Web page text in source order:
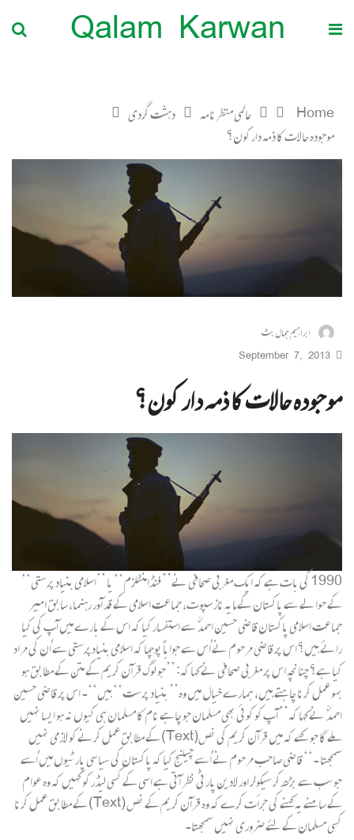
Qalam Karwan
Home عالمی منظرنامہ
دہشت گردی
موجودہ حالات کا ذمہ دار کون؟
ابراہیم جمال بٹ
September 7, 2013
موجودہ حالات کا ذمہ دار کون؟
1990 کی بات ہے کہ ایک مغربی صحافی نے’’ فنڈامنٹلزم‘‘ یا ’’اسلامی بنیاد پرستی‘‘
کے حوالے سے پاکستان کے مایہ ناز سپوت، جماعت اسلامی کے قد آور رہنما، سابق امیر
جماعت اسلامی پاکستان قاضی حسین احمد ؒ سے استفسار کیا کہ اس کے بارے میں آپ کی کیا
رائے ہیں؟ اس پر قاضی مرحوم نے اُس سے جواباً پوچھا کہ اسلامی بنیادپرستی سے اُن کی مراد
کیا ہے؟ چنانچہ اس پر مغربی صحافی نے کہا کہ: ’’جو لوگ قرآن کریم کے متن کے مطابق ہو
بہو عمل کرنا چاہتے ہیں، ہمارے خیال میں وہ’’ بنیاد پرست‘‘ ہیں‘‘۔ اس پر قاضی حسین
احمد ؒ نے کہا کہ’’ آپ کو کوئی بھی مسلمان جو چاہے نام کا مسلمان ہی کیوں نہ ہو ایسا نہیں
ملے گا جو کہے کہ میں قرآن کریم کی نص(Text) کے مطابق عمل کرنے کو لازمی نہیں
سمجھتا ۔‘‘ قاضی صاحب مرحوم نے اُسے چیلنج کیا کہ پاکستان کی سیاسی پارٹیوں میں اُسے
جو سب سے بڑھ کر سیکولر اور لادین پارٹی نظر آتی ہے اسی کے کسی لیڈر کو کہیں کہ وہ عوام
کے سامنے یہ کہنے کی جرأت کرے کہ وہ قرآن کریم کے نص (Text) کے مطابق عمل کرنا
کسی مسلمان کے لئے ضروری نہیں سمجھتا۔